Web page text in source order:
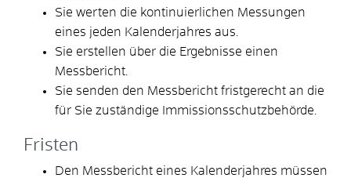
Sie werten die kontinuierlichen Messungen
eines jeden Kalenderjahres aus.
Sie erstellen über die Ergebnisse einen
Messbericht.
Sie senden den Messbericht fristgerecht an die
für Sie zuständige Immissionsschutzbehörde.
Fristen
Den Messbericht eines Kalenderjahres müssen